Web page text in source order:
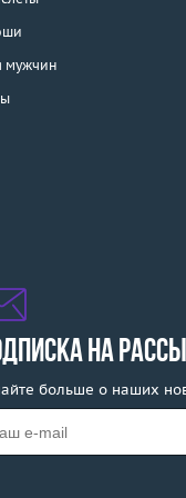
мужчин
НА
больше о наших